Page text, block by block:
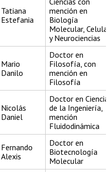
Tatiana
Estefania
mención en
Biología
Molecular, Celular
y Neurociencias
Mario
Danilo
Doctor en
Filosofía, con
mención en
Filosofía
Nicolás
Daniel
Doctor en
de la Ingeniería,
mención
Fluidodinámica
Fernando
Alexis
Doctor en
Biotecnología
Molecular